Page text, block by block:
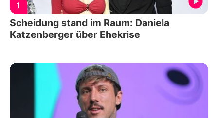
1
Scheidung stand im Raum: Daniela
Katzenberger über Ehekrise